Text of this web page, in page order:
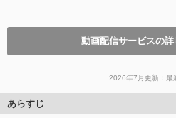
動画配信サービスの
2026年7月更新：最
あらすじ